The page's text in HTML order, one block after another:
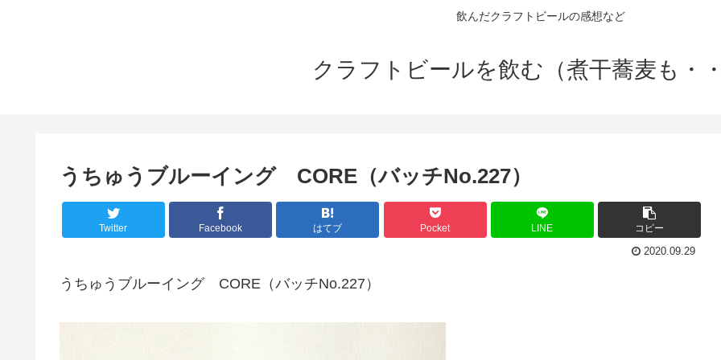
飲んだクラフトビールの感想など
クラフトビールを飲む（煮干蕎麦も・
うちゅうブルーイング CORE（バッチNo.227）
Twitter Facebook はてブ Pocket LINE コピー
2020.09.29
うちゅうブルーイング CORE（バッチNo.227）